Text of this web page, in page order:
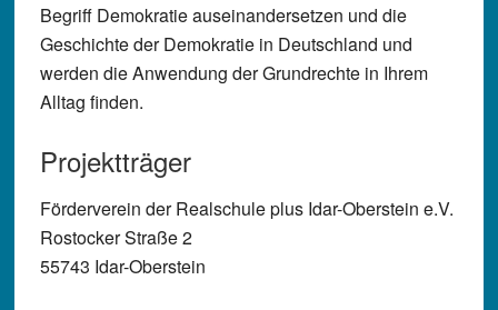
Begriff Demokratie auseinandersetzen und die
Geschichte der Demokratie in Deutschland und
werden die Anwendung der Grundrechte in Ihrem
Alltag finden.
Projektträger
Förderverein der Realschule plus Idar-Oberstein e.V.
Rostocker Straße 2
55743 Idar-Oberstein